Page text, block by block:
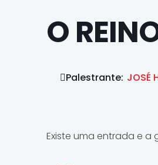
O
Palestrante: JOSÉ
Existe uma entrada e a